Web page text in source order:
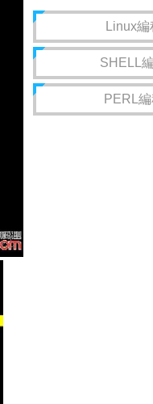
記（七）vi 的使用
Linux編
SHELL
PERL